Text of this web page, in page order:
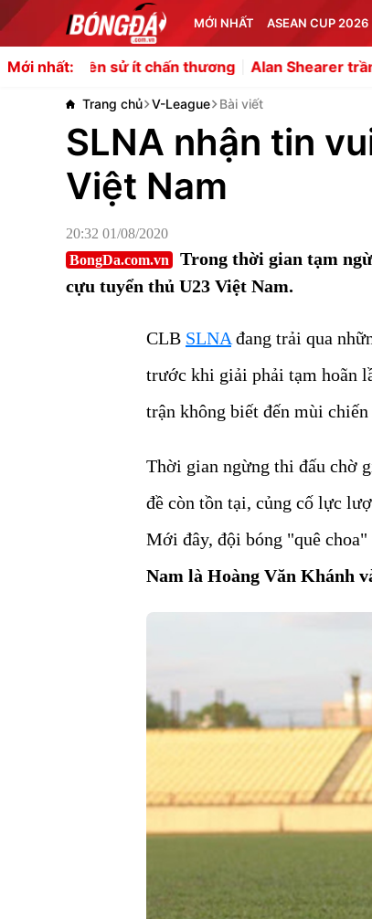
MỚI NHẤT ASEAN CUP 2026
Mới nhất:
ít chấn thương Alan Shearer trầm trồ trước
Trang chủ V-League Bài viết
SLNA nhận tin
Việt Nam
20:32 01/08/2020
BongDa.com.vn
Trong thời gian tạm
cựu tuyển thủ U23 Việt Nam.
CLB SLNA đang trải qua
trước khi giải phải tạm hoãn
trận không biết đến mùi
Thời gian ngừng thi đấu chờ
đề còn tồn tại, củng cố lực
Mới đây, đội bóng "quê choa"
Nam là Hoàng Văn Khánh